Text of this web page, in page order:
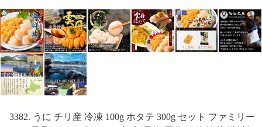
3382. うに チリ産 冷凍 100g ホタテ 300g セット ファミリー